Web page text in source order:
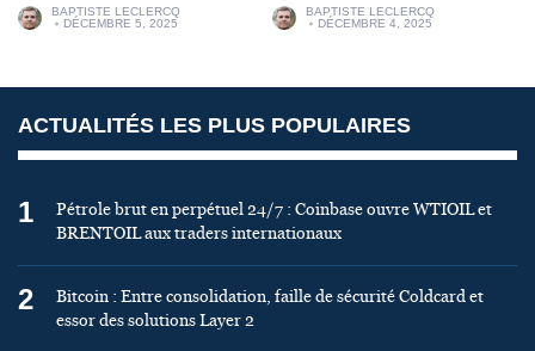
BAPTISTE LECLERCQ
DÉCEMBRE 5, 2025
BAPTISTE LECLERCQ
DÉCEMBRE 4, 2025
ACTUALITÉS LES PLUS POPULAIRES
1
Pétrole brut en perpétuel 24/7 : Coinbase ouvre WTIOIL et
BRENTOIL aux traders internationaux
2
Bitcoin : Entre consolidation, faille de sécurité Coldcard et
essor des solutions Layer 2